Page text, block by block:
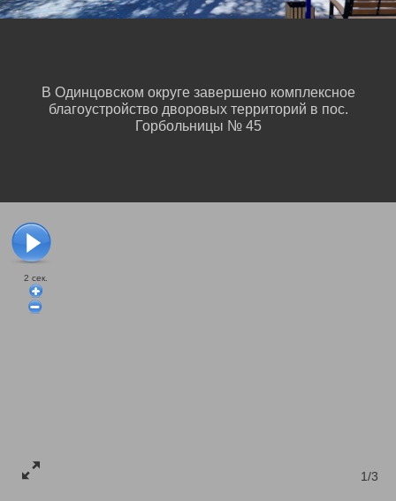
2 сек.
1/3
В Одинцовском округе завершено комплексное
благоустройство дворовых территорий в пос.
Горбольницы № 45